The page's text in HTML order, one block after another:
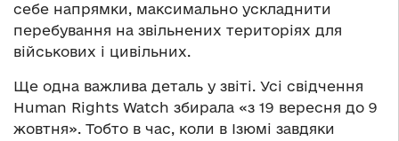
себе напрямки, максимально ускладнити
перебування на звільнених територіях для
військових і цивільних.
Ще одна важлива деталь у звіті. Усі свідчення
Human Rights Watch збирала «з 19 вересня до 9
жовтня». Тобто в час, коли в Ізюмі завдяки